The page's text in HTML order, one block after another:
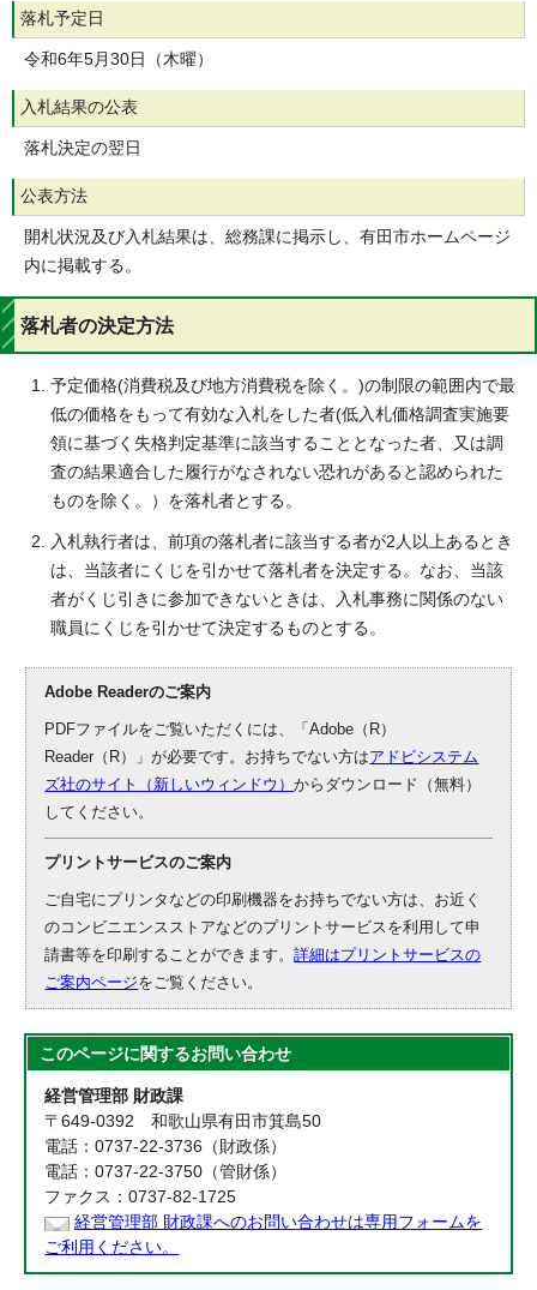
落札予定日
令和6年5月30日（木曜）
入札結果の公表
落札決定の翌日
公表方法
開札状況及び入札結果は、総務課に掲示し、有田市ホームページ
内に掲載する。
落札者の決定方法
予定価格(消費税及び地方消費税を除く。)の制限の範囲内で最
低の価格をもって有効な入札をした者(低入札価格調査実施要
領に基づく失格判定基準に該当することとなった者、又は調
査の結果適合した履行がなされない恐れがあると認められた
ものを除く。）を落札者とする。
入札執行者は、前項の落札者に該当する者が2人以上あるとき
は、当該者にくじを引かせて落札者を決定する。なお、当該
者がくじ引きに参加できないときは、入札事務に関係のない
職員にくじを引かせて決定するものとする。
Adobe Readerのご案内
PDFファイルをご覧いただくには、「Adobe（R）
Reader（R）」が必要です。お持ちでない方はアドビシステム
ズ社のサイト（新しいウィンドウ）からダウンロード（無料）
してください。
プリントサービスのご案内
ご自宅にプリンタなどの印刷機器をお持ちでない方は、お近く
のコンビニエンスストアなどのプリントサービスを利用して申
請書等を印刷することができます。詳細はプリントサービスの
ご案内ページをご覧ください。
このページに関するお問い合わせ
経営管理部 財政課
〒649-0392 和歌山県有田市箕島50
電話：0737-22-3736（財政係）
電話：0737-22-3750（管財係）
ファクス：0737-82-1725
経営管理部 財政課へのお問い合わせは専用フォームを
ご利用ください。